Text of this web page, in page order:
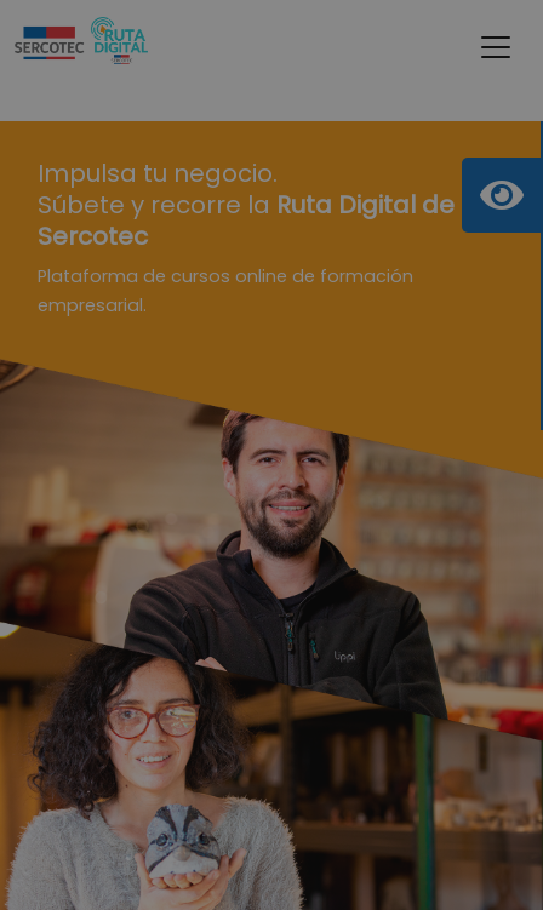
Impulsa tu negocio.
Súbete y recorre la Ruta Digital de
Sercotec
Plataforma de cursos online de formación
empresarial.